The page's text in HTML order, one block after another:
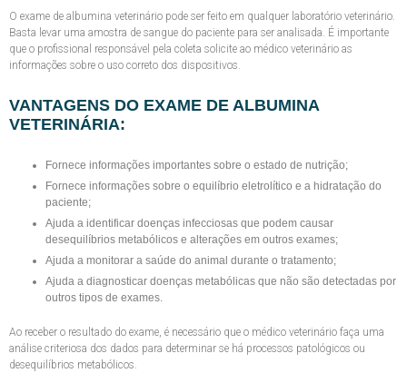
O exame de albumina veterinário pode ser feito em qualquer laboratório veterinário.
Basta levar uma amostra de sangue do paciente para ser analisada. É importante
que o profissional responsável pela coleta solicite ao médico veterinário as
informações sobre o uso correto dos dispositivos.
VANTAGENS DO EXAME DE ALBUMINA
VETERINÁRIA:
Fornece informações importantes sobre o estado de nutrição;
Fornece informações sobre o equilíbrio eletrolítico e a hidratação do
paciente;
Ajuda a identificar doenças infecciosas que podem causar
desequilíbrios metabólicos e alterações em outros exames;
Ajuda a monitorar a saúde do animal durante o tratamento;
Ajuda a diagnosticar doenças metabólicas que não são detectadas por
outros tipos de exames.
Ao receber o resultado do exame, é necessário que o médico veterinário faça uma
análise criteriosa dos dados para determinar se há processos patológicos ou
desequilíbrios metabólicos.